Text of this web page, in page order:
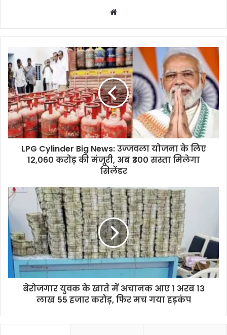
Website
LPG Cylinder Big News: उज्जवला योजना के लिए
12,060 करोड़ की मंजूरी, अब ₹300 सस्ता मिलेगा
सिलेंडर
बेरोजगार युवक के खाते में अचानक आए 1 अरब 13
लाख 55 हजार करोड़, फिर मच गया हड़कंप